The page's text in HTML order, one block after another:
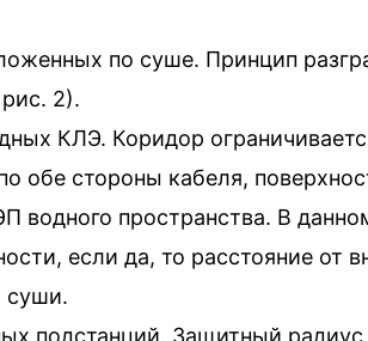
по суше. Принцип
2).
КЛЭ. Коридор
обе стороны кабеля,
пространства. В
если да, то расстояние от
суши.
подстанций. Защитный